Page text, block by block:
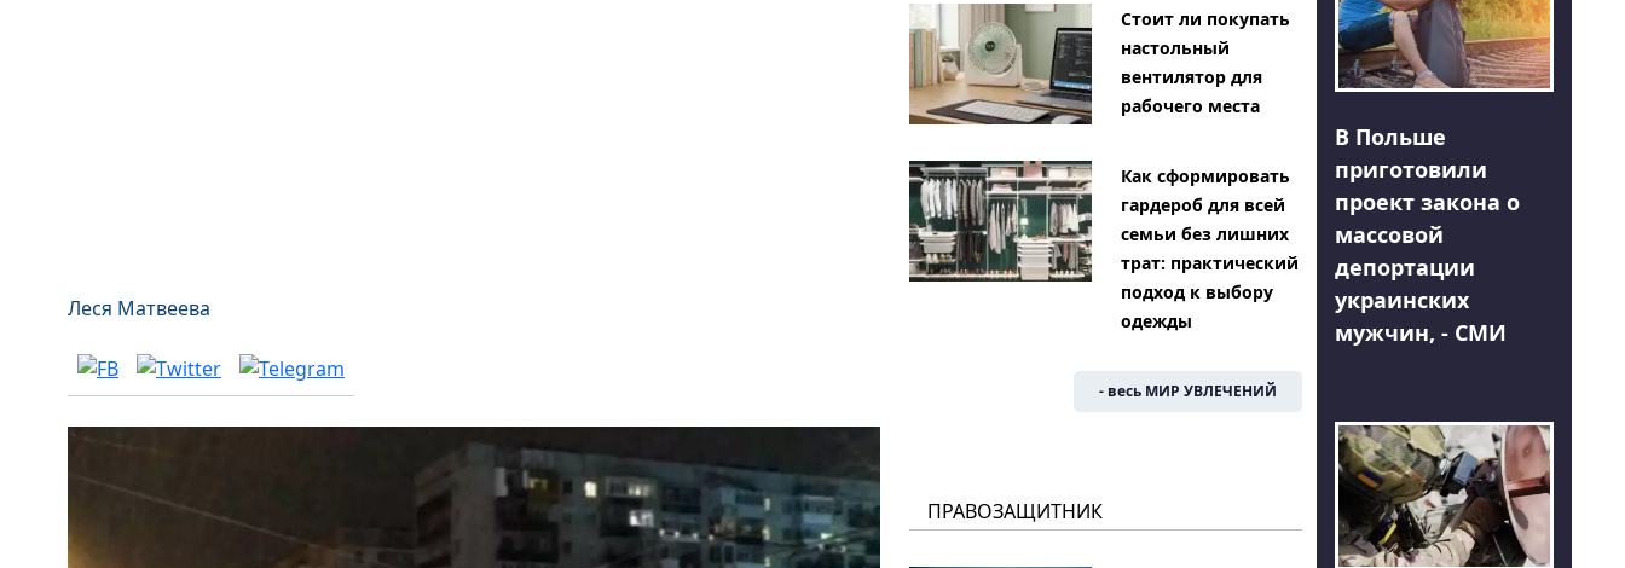
Леся Матвеева
Стоит ли покупать
настольный
вентилятор для
рабочего места
Как сформировать
гардероб для всей
семьи без лишних
трат: практический
подход к выбору
одежды
- весь МИР УВЛЕЧЕНИЙ
ПРАВОЗАЩИТНИК
В Польше
приготовили
проект закона о
массовой
депортации
украинских
мужчин, - СМИ